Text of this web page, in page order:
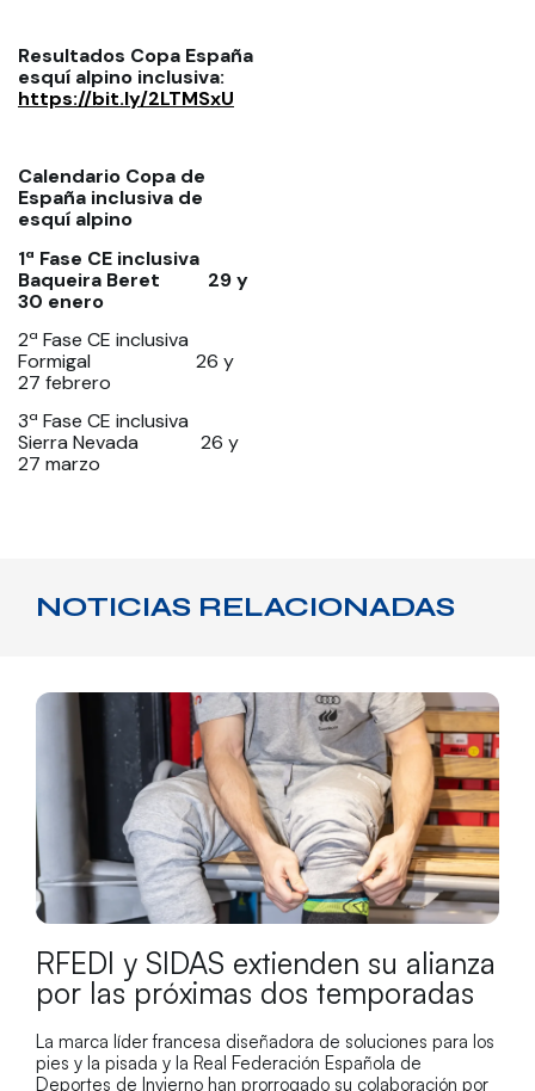
Resultados Copa España
esquí alpino inclusiva:
https://bit.ly/2LTMSxU
Calendario Copa de
España inclusiva de
esquí alpino
1ª Fase CE inclusiva
Baqueira Beret 29 y
30 enero
2ª Fase CE inclusiva
Formigal 26 y
27 febrero
3ª Fase CE inclusiva
Sierra Nevada 26 y
27 marzo
NOTICIAS RELACIONADAS
RFEDI y SIDAS extienden su alianza
por las próximas dos temporadas
La marca líder francesa diseñadora de soluciones para los
pies y la pisada y la Real Federación Española de
Deportes de Invierno han prorrogado su colaboración por